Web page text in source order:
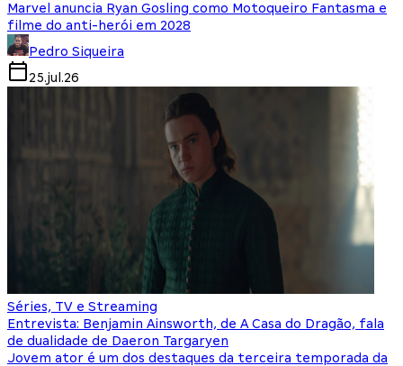
Marvel anuncia Ryan Gosling como Motoqueiro Fantasma e
filme do anti-herói em 2028
Pedro Siqueira
25.jul.26
Séries, TV e Streaming
Entrevista: Benjamin Ainsworth, de A Casa do Dragão, fala
de dualidade de Daeron Targaryen
Jovem ator é um dos destaques da terceira temporada da